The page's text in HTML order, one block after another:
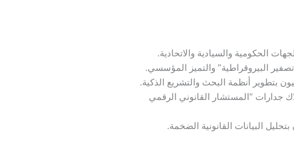
الحكومية والسيادية والاتحادية.
البيروقراطية” والتميز المؤسسي.
بتطوير أنظمة البحث والتشريع الذكية.
جدارات “المستشار القانوني الرقمي
البيانات القانونية الضخمة.